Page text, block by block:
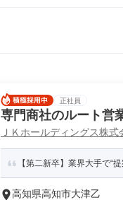
正社員
専門商社のルート営
ＪＫホールディングス株式
【第二新卒】業界大手で“
高知県高知市大津乙